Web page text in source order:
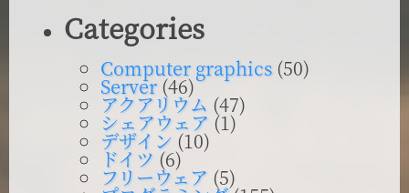
Categories
Computer graphics(50)
Server(46)
アクアリウム (47)
シェアウェア (1)
デザイン (10)
ドイツ (6)
フリーウェア (5)